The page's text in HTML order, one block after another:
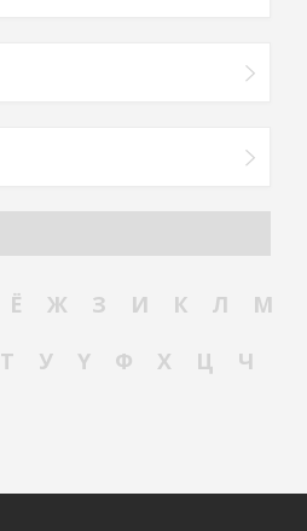
Ё Ж З И К Л
М
Т У Ү Ф Х Ц
Ч